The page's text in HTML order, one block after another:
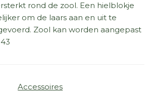
rond de zool. Een hielblokje
om de laars aan en uit te
Zool kan worden aangepast
Accessoires